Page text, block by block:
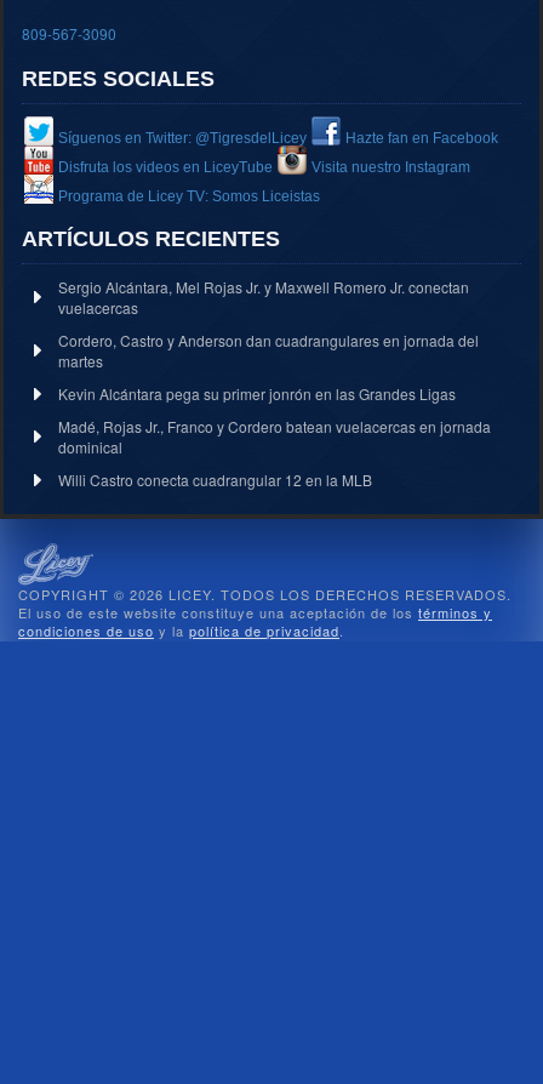
809-567-3090
REDES SOCIALES
Síguenos en Twitter: @TigresdelLicey
Hazte fan en Facebook
Disfruta los videos en LiceyTube
Visita nuestro Instagram
Programa de Licey TV: Somos Liceistas
ARTÍCULOS RECIENTES
Sergio Alcántara, Mel Rojas Jr. y Maxwell Romero Jr. conectan
vuelacercas
Cordero, Castro y Anderson dan cuadrangulares en jornada del
martes
Kevin Alcántara pega su primer jonrón en las Grandes Ligas
Madé, Rojas Jr., Franco y Cordero batean vuelacercas en jornada
dominical
Willi Castro conecta cuadrangular 12 en la MLB
COPYRIGHT © 2026 LICEY. TODOS LOS DERECHOS RESERVADOS.
El uso de este website constituye una aceptación de los términos y
condiciones de uso y la política de privacidad